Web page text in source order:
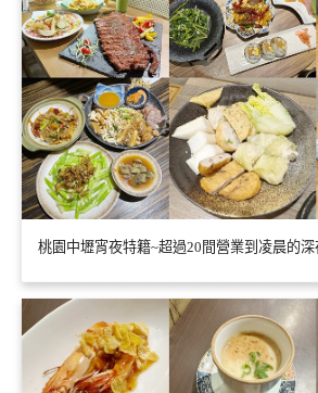
桃園中壢宵夜特籍~超過20間營業到凌晨的